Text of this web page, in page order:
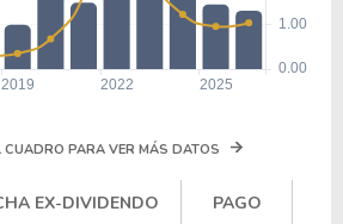
CUADRO PARA VER MÁS DATOS
EX-DIVIDENDO PAGO